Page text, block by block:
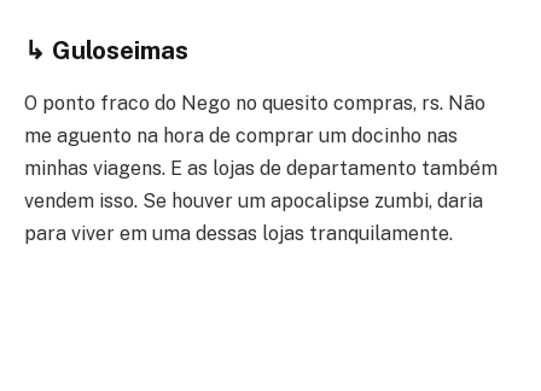
↳ Guloseimas
O ponto fraco do Nego no quesito compras, rs. Não
me aguento na hora de comprar um docinho nas
minhas viagens. E as lojas de departamento também
vendem isso. Se houver um apocalipse zumbi, daria
para viver em uma dessas lojas tranquilamente.